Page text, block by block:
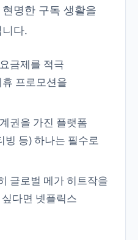
명한 구독 생활을
다.
금제를 적극
프로모션을
권을 가진 플랫폼
빙 등) 하나는 필수로
글로벌 메가 히트작을
다면 넷플릭스